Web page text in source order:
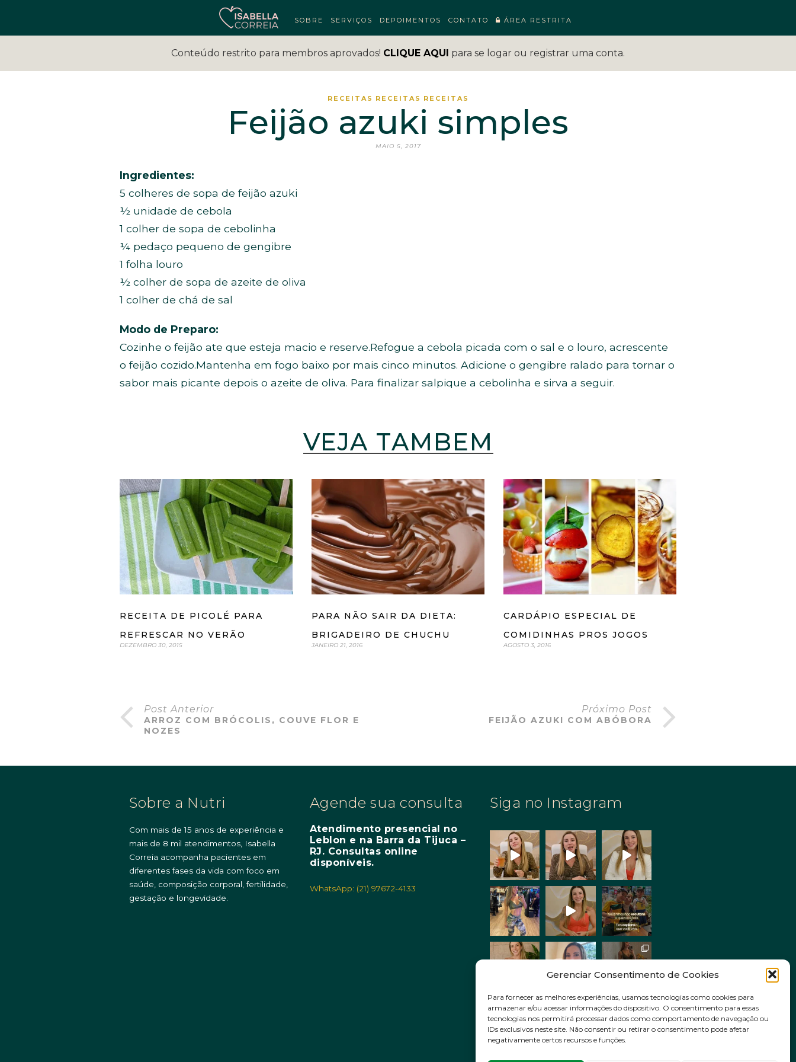
Gerenciar Consentimento de Cookies
Para fornecer as melhores experiências, usamos tecnologias como cookies para
armazenar e/ou acessar informações do dispositivo. O consentimento para essas
tecnologias nos permitirá processar dados como comportamento de navegação ou
IDs exclusivos neste site. Não consentir ou retirar o consentimento pode afetar
negativamente certos recursos e funções.
SOBRE SERVIÇOS DEPOIMENTOS CONTATO ÁREA RESTRITA
Conteúdo restrito para membros aprovados! CLIQUE AQUI para se logar ou registrar uma conta.
RECEITAS RECEITAS RECEITAS
Feijão azuki simples
MAIO 5, 2017
Ingredientes:
5 colheres de sopa de feijão azuki
½ unidade de cebola
1 colher de sopa de cebolinha
¼ pedaço pequeno de gengibre
1 folha louro
½ colher de sopa de azeite de oliva
1 colher de chá de sal
Modo de Preparo:
Cozinhe o feijão ate que esteja macio e reserve.Refogue a cebola picada com o sal e o louro, acrescente
o feijão cozido.Mantenha em fogo baixo por mais cinco minutos. Adicione o gengibre ralado para tornar o
sabor mais picante depois o azeite de oliva. Para finalizar salpique a cebolinha e sirva a seguir.
VEJA TAMBÉM
RECEITA DE PICOLÉ PARA
REFRESCAR NO VERÃO
DEZEMBRO 30, 2015
PARA NÃO SAIR DA DIETA:
BRIGADEIRO DE CHUCHU
JANEIRO 21, 2016
CARDÁPIO ESPECIAL DE
COMIDINHAS PROS JOGOS
AGOSTO 3, 2016
Post Anterior
ARROZ COM BRÓCOLIS, COUVE FLOR E
NOZES
Próximo Post
FEIJÃO AZUKI COM ABÓBORA
Sobre a Nutri
Com mais de 15 anos de experiência e
mais de 8 mil atendimentos, Isabella
Correia acompanha pacientes em
diferentes fases da vida com foco em
saúde, composição corporal, fertilidade,
gestação e longevidade.
Agende sua consulta
Atendimento presencial no
Leblon e na Barra da Tijuca –
RJ. Consultas online
disponíveis.
WhatsApp: (21) 97672-4133
Siga no Instagram
Siga no Instagram